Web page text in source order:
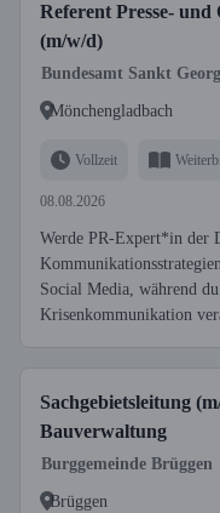
Referent Presse-
(m/w/d)
Bundesamt Sankt
Mönchengladbach
Vollzeit
08.08.2026
Werde PR-Expert*in der
Social Media, während
Krisenkommunikation
Sachgebietsleitung
Bauverwaltung
Burggemeinde Brüggen
Brüggen